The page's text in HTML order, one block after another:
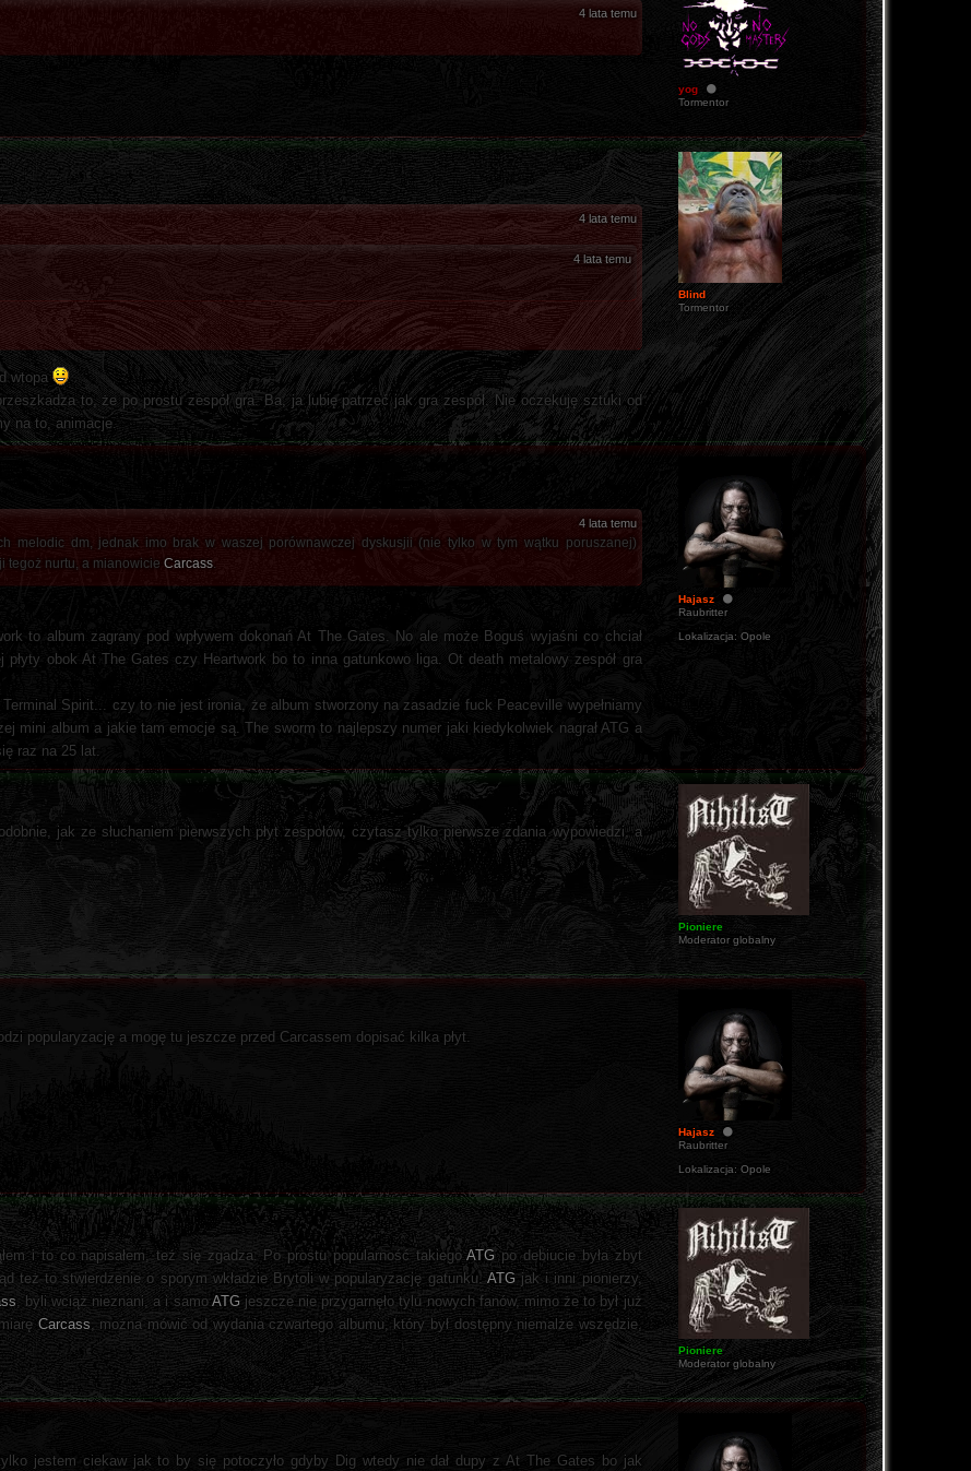
yog
Tormentor
4 lata temu
Blind
Tormentor
4 lata temu
4 lata temu
wtopa
to, że po prostu zespół gra. Ba, ja lubię patrzeć jak gra zespół. Nie oczekuję sztuki od
na to, animacje.
Hajasz
Raubritter
Lokalizacja: Opole
4 lata temu
melodic dm, jednak imo brak w waszej porównawczej dyskusjii (nie tylko w tym wątku poruszanej)
tegoż nurtu, a mianowicie Carcass.
to album zagrany pod wpływem dokonań At The Gates. No ale może Boguś wyjaśni co chciał
obok At The Gates czy Heartwork bo to inna gatunkowo liga. Ot death metalowy zespół gra
Spirit... czy to nie jest ironia, że album stworzony na zasadzie fuck Peaceville wypełniamy
mini album a jakie tam emocje są. The sworm to najlepszy numer jaki kiedykolwiek nagrał ATG a
raz na 25 lat.
Pioniere
Moderator globalny
jak ze słuchaniem pierwszych płyt zespołów, czytasz tylko pierwsze zdania wypowiedzi, a
Hajasz
Raubritter
Lokalizacja: Opole
popularyzację a mogę tu jeszcze przed Carcassem dopisać kilka płyt.
Pioniere
Moderator globalny
i to co napisałem, też się zgadza. Po prostu popularność takiegoATGpo debiucie była zbyt
też to stwierdzenie o sporym wkładzie Brytoli w popularyzację gatunku. ATG jak i inni pionierzy,
, byli wciąż nieznani, a i samo ATGjeszcze nie przygarnęło tylu nowych fanów, mimo że to był już
Carcass, można mówić od wydania czwartego albumu, który był dostępny niemalże wszędzie,
jestem ciekaw jak to by się potoczyło gdyby Dig wtedy nie dał dupy z At The Gates bo jak